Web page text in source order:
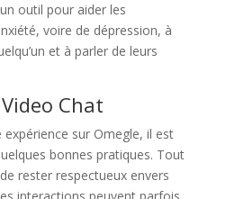
outil pour aider les
voire de dépression, à
et à parler de leurs
Chat
sur Omegle, il est
bonnes pratiques. Tout
rester respectueux envers